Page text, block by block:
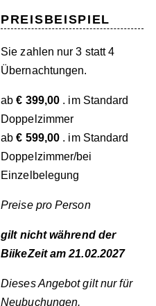
PREISBEISPIEL
Sie zahlen nur 3 statt 4
Übernachtungen.
ab€ 399,00 . im Standard
Doppelzimmer
ab€ 599,00 . im Standard
Doppelzimmer/bei
Einzelbelegung
Preise pro Person
gilt nicht während der
BiikeZeit am 21.02.2027
Dieses Angebot gilt nur für
Neubuchungen.